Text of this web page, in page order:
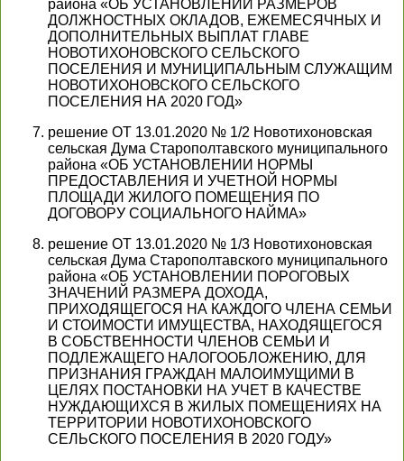
района «ОБ УСТАНОВЛЕНИИ РАЗМЕРОВ
ДОЛЖНОСТНЫХ ОКЛАДОВ, ЕЖЕМЕСЯЧНЫХ И
ДОПОЛНИТЕЛЬНЫХ ВЫПЛАТ ГЛАВЕ
НОВОТИХОНОВСКОГО СЕЛЬСКОГО
ПОСЕЛЕНИЯ И МУНИЦИПАЛЬНЫМ СЛУЖАЩИМ
НОВОТИХОНОВСКОГО СЕЛЬСКОГО
ПОСЕЛЕНИЯ НА 2020 ГОД»
решение ОТ 13.01.2020 № 1/2 Новотихоновская
сельская Дума Старополтавского муниципального
района «ОБ УСТАНОВЛЕНИИ НОРМЫ
ПРЕДОСТАВЛЕНИЯ И УЧЕТНОЙ НОРМЫ
ПЛОЩАДИ ЖИЛОГО ПОМЕЩЕНИЯ ПО
ДОГОВОРУ СОЦИАЛЬНОГО НАЙМА»
решение ОТ 13.01.2020 № 1/3 Новотихоновская
сельская Дума Старополтавского муниципального
района «ОБ УСТАНОВЛЕНИИ ПОРОГОВЫХ
ЗНАЧЕНИЙ РАЗМЕРА ДОХОДА,
ПРИХОДЯЩЕГОСЯ НА КАЖДОГО ЧЛЕНА СЕМЬИ
И СТОИМОСТИ ИМУЩЕСТВА, НАХОДЯЩЕГОСЯ
В СОБСТВЕННОСТИ ЧЛЕНОВ СЕМЬИ И
ПОДЛЕЖАЩЕГО НАЛОГООБЛОЖЕНИЮ, ДЛЯ
ПРИЗНАНИЯ ГРАЖДАН МАЛОИМУЩИМИ В
ЦЕЛЯХ ПОСТАНОВКИ НА УЧЕТ В КАЧЕСТВЕ
НУЖДАЮЩИХСЯ В ЖИЛЫХ ПОМЕЩЕНИЯХ НА
ТЕРРИТОРИИ НОВОТИХОНОВСКОГО
СЕЛЬСКОГО ПОСЕЛЕНИЯ В 2020 ГОДУ»